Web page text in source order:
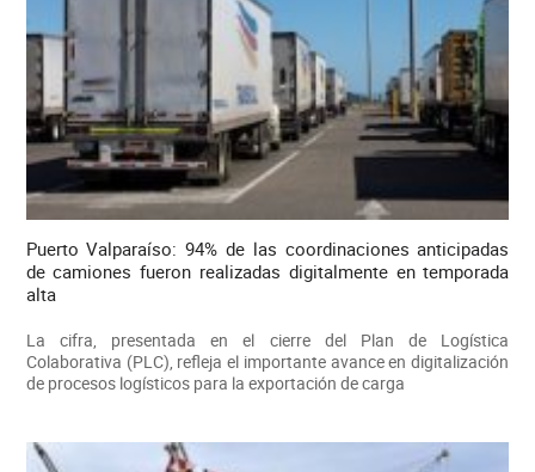
Puerto Valparaíso: 94% de las coordinaciones anticipadas
de camiones fueron realizadas digitalmente en temporada
alta
La cifra, presentada en el cierre del Plan de Logística
Colaborativa (PLC), refleja el importante avance en digitalización
de procesos logísticos para la exportación de carga